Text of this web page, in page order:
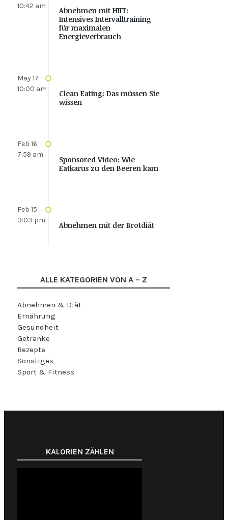
10:42 am
Abnehmen mit HIIT:
Intensives Intervalltraining
für maximalen
Energieverbrauch
May 17
10:00 am
Clean Eating: Das müssen Sie
wissen
Feb 16
7:59 am
Sponsored Video: Wie
Eatkarus zu den Beeren kam
Feb 15
3:03 pm
Abnehmen mit der Brotdiät
ALLE KATEGORIEN VON A – Z
Abnehmen & Diät
Ernährung
Gesundheit
Getränke
Rezepte
Sonstiges
Sport & Fitness
KALORIEN ZÄHLEN